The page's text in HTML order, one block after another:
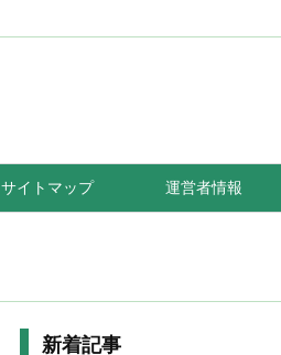
サイトマップ 運営者情報
新着記事